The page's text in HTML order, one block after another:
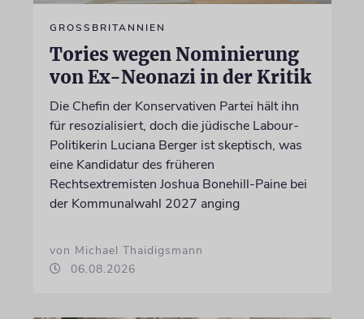
GROSSBRITANNIEN
Tories wegen Nominierung
von Ex-Neonazi in der Kritik
Die Chefin der Konservativen Partei hält ihn
für resozialisiert, doch die jüdische Labour-
Politikerin Luciana Berger ist skeptisch, was
eine Kandidatur des früheren
Rechtsextremisten Joshua Bonehill-Paine bei
der Kommunalwahl 2027 anging
von Michael Thaidigsmann
06.08.2026